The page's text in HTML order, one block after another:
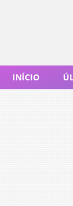
INÍCIO